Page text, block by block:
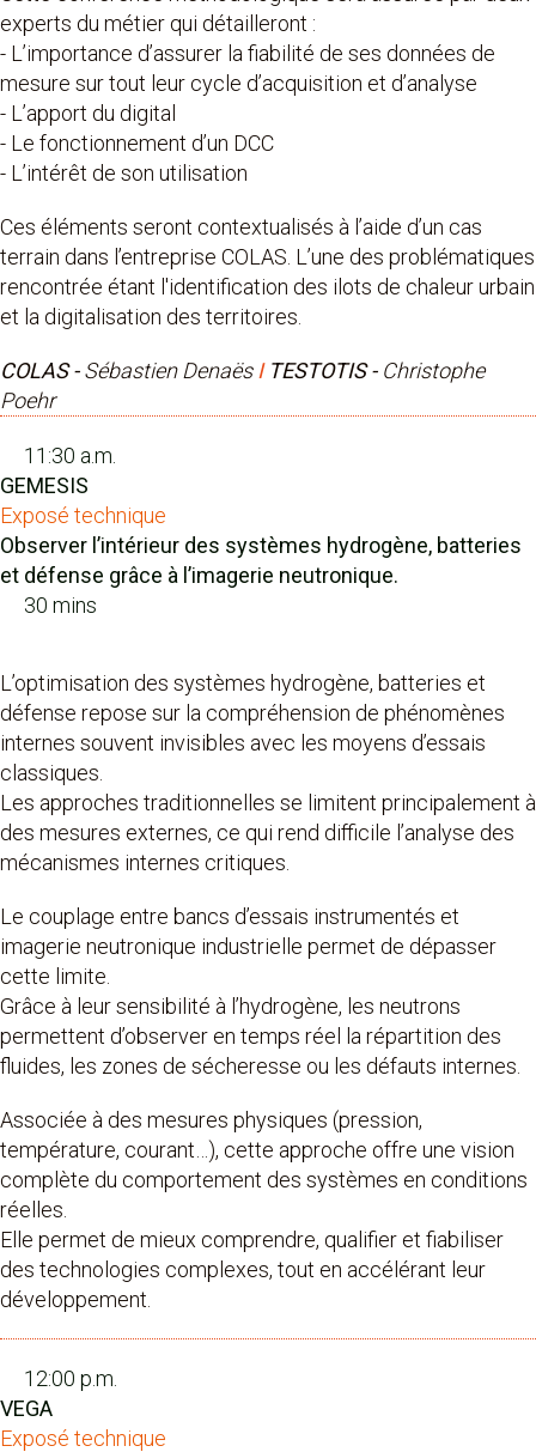
experts du métier qui détailleront :
- L’importance d’assurer la fiabilité de ses données de
mesure sur tout leur cycle d’acquisition et d’analyse
- L’apport du digital
- Le fonctionnement d’un DCC
- L’intérêt de son utilisation
Ces éléments seront contextualisés à l’aide d’un cas
terrain dans l’entreprise COLAS. L’une des problématiques
rencontrée étant l'identification des ilots de chaleur urbain
et la digitalisation des territoires.
COLAS -Sébastien Denaës I TESTOTIS - Christophe
Poehr
11:30 a.m.
GEMESIS
Exposé technique
Observer l’intérieur des systèmes hydrogène, batteries
et défense grâce à l’imagerie neutronique.
30 mins
L’optimisation des systèmes hydrogène, batteries et
défense repose sur la compréhension de phénomènes
internes souvent invisibles avec les moyens d’essais
classiques.
Les approches traditionnelles se limitent principalement à
des mesures externes, ce qui rend difficile l’analyse des
mécanismes internes critiques.
Le couplage entre bancs d’essais instrumentés et
imagerie neutronique industrielle permet de dépasser
cette limite.
Grâce à leur sensibilité à l’hydrogène, les neutrons
permettent d’observer en temps réel la répartition des
fluides, les zones de sécheresse ou les défauts internes.
Associée à des mesures physiques (pression,
température, courant…), cette approche offre une vision
complète du comportement des systèmes en conditions
réelles.
Elle permet de mieux comprendre, qualifier et fiabiliser
des technologies complexes, tout en accélérant leur
développement.
12:00 p.m.
VEGA
Exposé technique